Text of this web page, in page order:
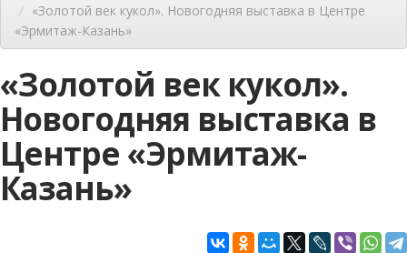
«Золотой век кукол». Новогодняя выставка в Центре
«Эрмитаж-Казань»
«Золотой век кукол».
Новогодняя выставка в
Центре «Эрмитаж-
Казань»